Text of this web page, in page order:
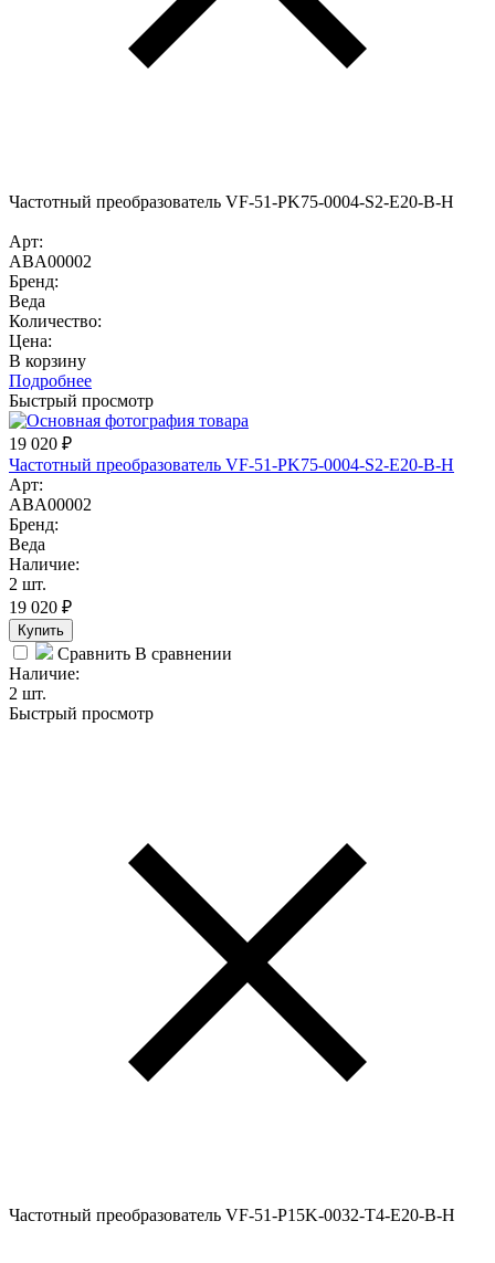
Частотный преобразователь VF-51-PK75-0004-S2-E20-B-H
Арт:
ABA00002
Бренд:
Веда
Количество:
Цена:
В корзину
Подробнее
Быстрый просмотр
19 020 ₽
Частотный преобразователь VF-51-PK75-0004-S2-E20-B-H
Арт:
ABA00002
Бренд:
Веда
Наличие:
2 шт.
19 020 ₽
Купить
Сравнить В сравнении
Наличие:
2 шт.
Быстрый просмотр
Частотный преобразователь VF-51-P15K-0032-T4-E20-B-H